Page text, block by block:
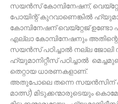
സയൻസ് കോമ്പിനേഷന്,
പോയിന്റ് കുറവാണെങ്കിൽ
കോമ്പിനേഷന് വെയ്റ്റേജ്
എല്ലാ കോമ്പിനേഷനും
സയൻസ് പഠിച്ചാൽ നല്ല ജോലി
ഹ്യുമാനിറ്റീസ് പഠിച്ചാൽ
തെറ്റായ ധാരണകളാണ്.
അതുപോലെ തന്നെ സയൻസിന്
മാത്സ്) മിടുക്കന്മാരുടെയും